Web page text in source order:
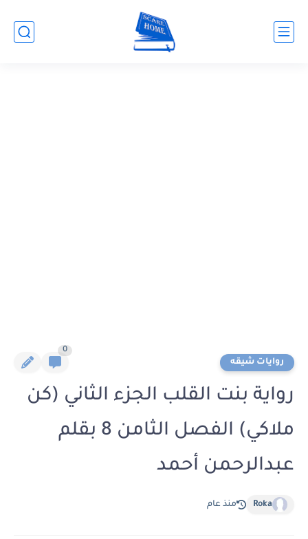
روايات شيقه
0
رواية بنت القلب الجزء الثاني (كن
ملاكي) الفصل الثامن 8 بقلم
عبدالرحمن أحمد
Roka منذ عام